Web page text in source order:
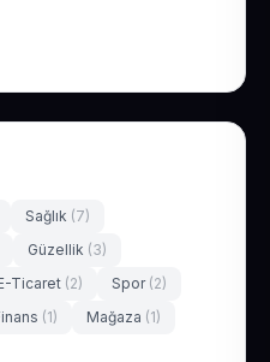
Sağlık (7)
Güzellik (3)
Ticaret (2) Spor (2)
(1) Mağaza (1)